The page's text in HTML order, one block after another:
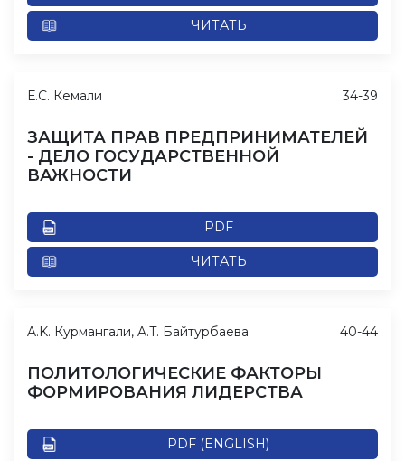
ЧИТАТЬ
Е.С. Кемали
ЗАЩИТА ПРАВ ПРЕДПРИНИМАТЕЛЕЙ
- ДЕЛО ГОСУДАРСТВЕННОЙ
ВАЖНОСТИ
PDF
ЧИТАТЬ
34-39
A.K. Курмангали, A.T. Байтурбаева
ПОЛИТОЛОГИЧЕСКИЕ ФАКТОРЫ
ФОРМИРОВАНИЯ ЛИДЕРСТВА
PDF (ENGLISH)
40-44